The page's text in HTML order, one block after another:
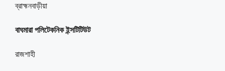
ব্রাহ্মনবাড়ীয়া
বাঘমারা পলিটেকনিক ইন্সটিটিউট
রাজশাহী